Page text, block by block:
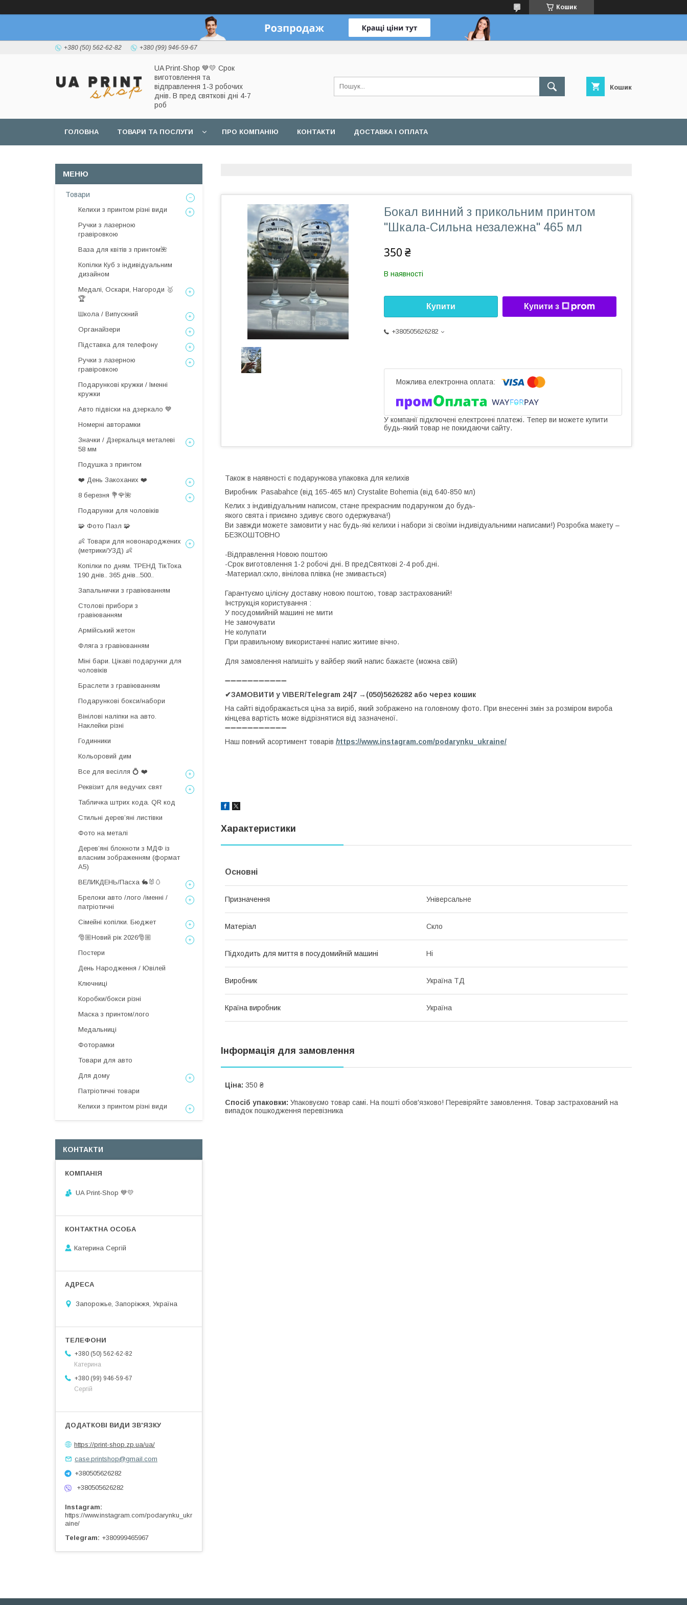
Кошик
+380 (50) 562-62-82 +380 (99) 946-59-67
UA Print-Shop ​💙💛 Срок
виготовлення та
відправлення 1-3 робочих
днів. В пред святкові дні 4-7
роб
Кошик
ГОЛОВНА ТОВАРИ ТА ПОСЛУГИ ПРО КОМПАНІЮ КОНТАКТИ ДОСТАВКА І ОПЛАТА
Бокал винний з прикольним принтом
"Шкала-Сильна незалежна" 465 мл
350 ₴
В наявності
Купити Купити з
+380505626282
У компанії підключені електронні платежі. Тепер ви можете купити
будь-який товар не покидаючи сайту.
Також в наявності є подарункова упаковка для келихів
Виробник Pasabahce (від 165-465 мл) Crystalite Bohemia (від 640-850 мл)
Келих з індивідуальним написом, стане прекрасним подарунком до будь-
якого свята і приємно здивує свого одержувача!)
Ви завжди можете замовити у нас будь-які келихи і набори зі своїми індивідуальними написами!) Розробка макету –
БЕЗКОШТОВНО
-Відправлення Новою поштою
-Срок виготовлення 1-2 робочі дні. В предСвяткові 2-4 роб.дні.
-Материал:скло, вінілова плівка (не змивається)
Гарантуємо цілісну доставку новою поштою, товар застрахований!
Інструкція користування :
У посудомийній машині не мити
Не замочувати
Не колупати
При правильному використанні напис житиме вічно.
Для замовлення напишіть у вайбер який напис бажаєте (можна свій)
➖➖➖➖➖➖➖➖➖➖➖
✔ЗАМОВИТИ у VIBER/Telegram 24|7 →(050)5626282 або через кошик
На сайті відображається ціна за виріб, який зображено на головному фото. При внесенні змін за розміром вироба
кінцева вартість може відрізнятися від зазначеної.
➖➖➖➖➖➖➖➖➖➖➖
Наш повний асортимент товарів https://www.instagram.com/podarynku_ukraine/
Характеристики
Основні
Призначення Універсальне
Матеріал Скло
Підходить для миття в посудомийній машині Ні
Виробник Україна ТД
Країна виробник Україна
Інформація для замовлення
Ціна: 350 ₴
Спосіб упаковки: Упаковуємо товар самі. На пошті обов'язково! Перевіряйте замовлення. Товар застрахований на
випадок пошкодження перевізника
Товари
Келихи з принтом різні види
Ручки з лазерною
гравіровкою
Ваза для квітів з принтом🌺
Копілки Куб з індивідуальним
дизайном
Медалі, Оскари, Нагороди 🥇
🏆
Школа / Випускний
Органайзери
Підставка для телефону
Ручки з лазерною
гравіровкою
Подарункові кружки / Іменні
кружки
Авто підвіски на дзеркало 💙
Номерні авторамки
Значки / Дзеркальця металеві
58 мм
Подушка з принтом
❤️ День Закоханих ❤️
8 березня 💐🌹🌺
Подарунки для чоловіків
🧩 Фото Пазл 🧩
👶 Товари для новонароджених
(метрики/УЗД) 👶
Копілки по дням. ТРЕНД ТікТока
190 днів.. 365 днів...500..
Запальнички з гравіюванням
Столові прибори з
гравіюванням
Армійський жетон
Фляга з гравіюванням
Міні бари. Цікаві подарунки для
чоловіків
Браслети з гравіюванням
Подарункові бокси/набори
Вінілові наліпки на авто.
Наклейки різні
Годинники
Кольоровий дим
Все для весілля 💍 ❤️
Реквізит для ведучих свят
Табличка штрих кода. QR код
Стильні деревʼяні листівки
Фото на металі
Дерев’яні блокноти з МДФ із
власним зображенням (формат
А5)
ВЕЛИКДЕНЬ/Пасха 🐇🐰🥚
Брелоки авто /лого /іменні /
патріотичні
Сімейні копілки. Бюджет
🎅🏼Новий рік 2026🎅🏼
Постери
День Народження / Ювілей
Ключниці
Коробки/бокси різні
Маска з принтом/лого
Медальниці
Фоторамки
Товари для авто
Для дому
Патріотичні товари
Келихи з принтом різні види
КОНТАКТИ
UA Print-Shop ​💙💛
Катерина Сергій
Запорожье, Запоріжжя, Україна
+380 (50) 562-62-82
Катерина
+380 (99) 946-59-67
Сергій
https://print-shop.zp.ua/ua/
case.printshop@gmail.com
+380505626282
+380505626282
Instagram
https://www.instagram.com/podarynku_ukr
aine/
Telegram
+380999465967